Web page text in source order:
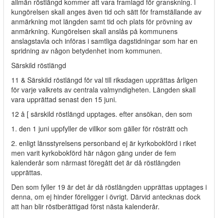
allmän röstlängd kommer att vara framlagd för granskning. l
kungörelsen skall anges även tid och sätt för framställande av
anmärkning mot längden samt tid och plats för prövning av
anmärkning. Kungörelsen skall anslås på kommunens
anslagstavla och införas i samtliga dagstidningar som har en
spridning av någon betydenhet inom kommunen.
Särskild röstlängd
11 & Särskild röstlängd för val till riksdagen upprättas årligen
för varje valkrets av centrala valmyndigheten. Längden skall
vara upprättad senast den 15 juni.
12 å [ särskild röstlängd upptages. efter ansökan, den som
1. den 1 juni uppfyller de villkor som gäller för rösträtt och
2. enligt länsstyrelsens personband ej är kyrkobokförd i riket
men varit kyrkobokförd här någon gäng under de fem
kalenderår som närmast föregått det är då röstlängden
upprättas.
Den som fyller 19 är det år då röstlängden upprättas upptages i
denna, om ej hinder föreligger i övrigt. Därvid antecknas dock
att han blir röstberättigad först nästa kalenderår.